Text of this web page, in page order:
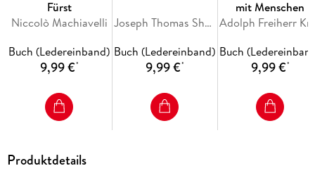
Fürst
Niccolò Machiavelli
Buch (Ledereinband)
9,99 €*
Joseph Thomas Sheridan Le Fanu
Buch (Ledereinband)
9,99 €*
mit Menschen
Buch
9,99 €*
Produktdetails